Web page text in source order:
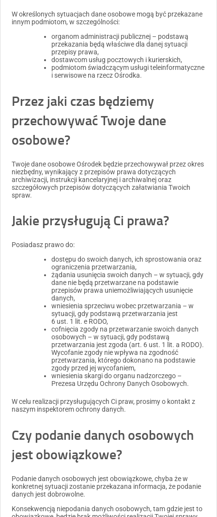
W określonych sytuacjach dane osobowe mogą być przekazane
innym podmiotom, w szczególności:
organom administracji publicznej – podstawą
przekazania będą właściwe dla danej sytuacji
przepisy prawa,
dostawcom usług pocztowych i kurierskich,
podmiotom świadczącym usługi teleinformatyczne
i serwisowe na rzecz Ośrodka.
Przez jaki czas będziemy
przechowywać Twoje dane
osobowe?
Twoje dane osobowe Ośrodek będzie przechowywał przez okres
niezbędny, wynikający z przepisów prawa dotyczących
archiwizacji, instrukcji kancelaryjnej i archiwalnej oraz
szczegółowych przepisów dotyczących załatwiania Twoich
spraw.
Jakie przysługują Ci prawa?
Posiadasz prawo do:
dostępu do swoich danych, ich sprostowania oraz
ograniczenia przetwarzania,
żądania usunięcia swoich danych – w sytuacji, gdy
dane nie będą przetwarzane na podstawie
przepisów prawa uniemożliwiających usunięcie
danych,
wniesienia sprzeciwu wobec przetwarzania – w
sytuacji, gdy podstawą przetwarzania jest
6 ust. 1 lit. e RODO,
cofnięcia zgody na przetwarzanie swoich danych
osobowych – w sytuacji, gdy podstawą
przetwarzania jest zgoda (art. 6 ust. 1 lit. a RODO).
Wycofanie zgody nie wpływa na zgodność
przetwarzania, którego dokonano na podstawie
zgody przed jej wycofaniem,
wniesienia skargi do organu nadzorczego –
Prezesa Urzędu Ochrony Danych Osobowych.
W celu realizacji przysługujących Ci praw, prosimy o kontakt z
naszym inspektorem ochrony danych.
Czy podanie danych osobowych
jest obowiązkowe?
Podanie danych osobowych jest obowiązkowe, chyba że w
konkretnej sytuacji zostanie przekazana informacja, że podanie
danych jest dobrowolne.
Konsekwencją niepodania danych osobowych, tam gdzie jest to